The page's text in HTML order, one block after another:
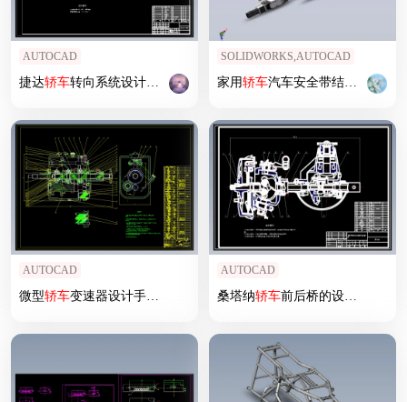
AUTOCAD
捷达轿车转向系统设计含CAD图纸+说明书
SOLIDWORKS,AUTOCAD
家用轿车汽车安全带结构设计
AUTOCAD
微型轿车变速器设计手动变速器设计
AUTOCAD
桑塔纳轿车前后桥的设计5张CAD图